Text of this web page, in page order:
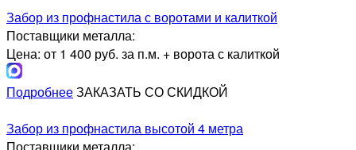
Забор из профнастила с воротами и калиткой
Поставщики металла:
Цена: от 1 400 руб. за п.м. + ворота с калиткой
ПодробнееЗАКАЗАТЬ СО СКИДКОЙ
Забор из профнастила высотой 4 метра